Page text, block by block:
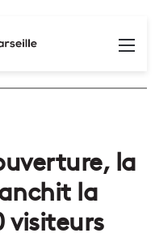
la
la
visiteurs